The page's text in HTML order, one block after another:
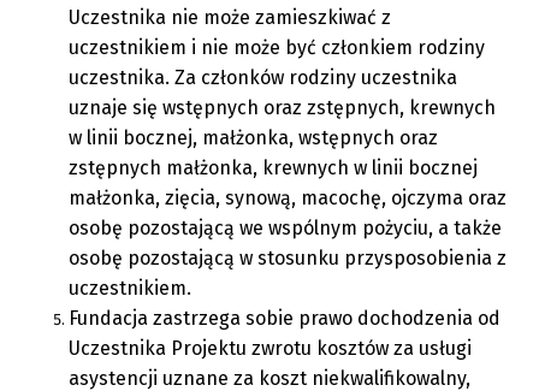
Uczestnika nie może zamieszkiwać z
uczestnikiem i nie może być członkiem rodziny
uczestnika. Za członków rodziny uczestnika
uznaje się wstępnych oraz zstępnych, krewnych
w linii bocznej, małżonka, wstępnych oraz
zstępnych małżonka, krewnych w linii bocznej
małżonka, zięcia, synową, macochę, ojczyma oraz
osobę pozostającą we wspólnym pożyciu, a także
osobę pozostającą w stosunku przysposobienia z
uczestnikiem.
Fundacja zastrzega sobie prawo dochodzenia od
Uczestnika Projektu zwrotu kosztów za usługi
asystencji uznane za koszt niekwalifikowalny,